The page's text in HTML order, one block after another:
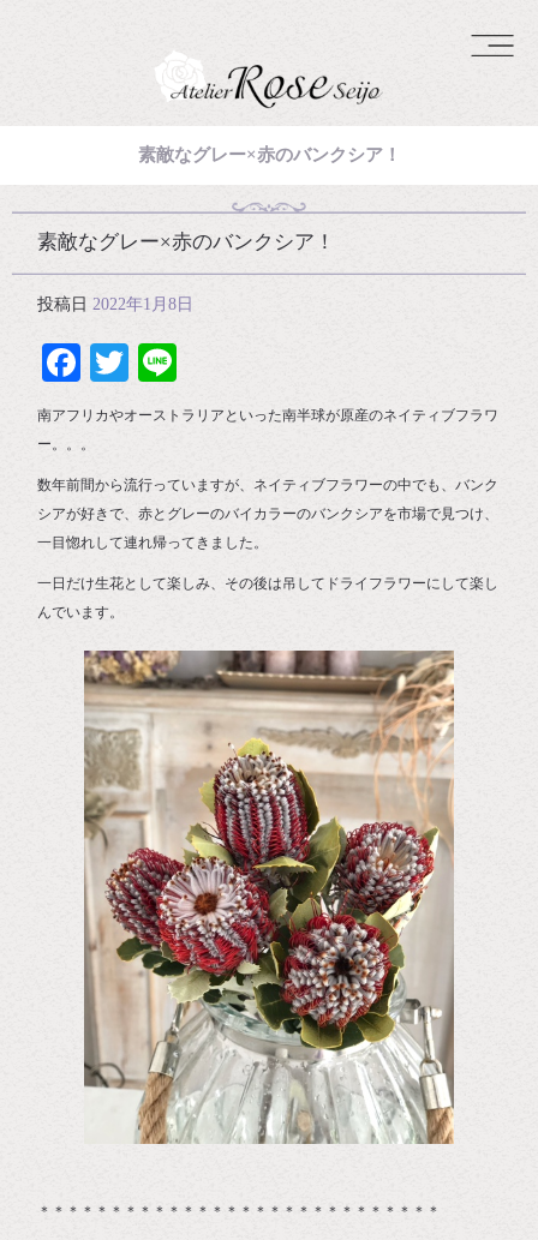
素敵なグレー×赤のバンクシア！
素敵なグレー×赤のバンクシア！
投稿日 2022年1月8日
Facebook
Twitter
南アフリカやオーストラリアといった南半球が原産のネイティブフラワ
ー。。。
数年前間から流行っていますが、ネイティブフラワーの中でも、バンク
シアが好きで、赤とグレーのバイカラーのバンクシアを市場で見つけ、
一目惚れして連れ帰ってきました。
一日だけ生花として楽しみ、その後は吊してドライフラワーにして楽し
んでいます。
＊＊＊＊＊＊＊＊＊＊＊＊＊＊＊＊＊＊＊＊＊＊＊＊＊＊＊＊